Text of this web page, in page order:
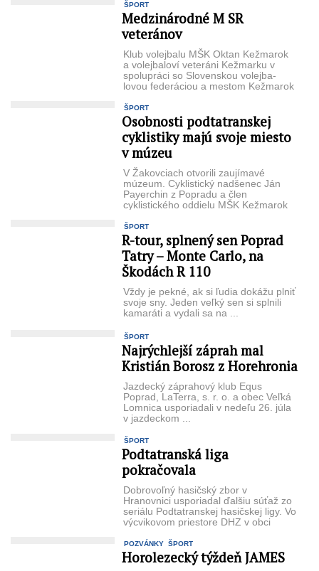
ŠPORT
Medzinárodné M SR
veteránov
Klub volejbalu MŠK Ok­tan Kežmarok
a volejbaloví veteráni Kežmarku v
spolu­práci so Slovenskou volejba­
lovou federáciou a mestom Kežmarok
ŠPORT
Osobnosti podtatranskej
cyklistiky majú svoje miesto
v múzeu
V Žakovciach otvorili zaujímavé
múzeum. Cyklis­tický nadšenec Ján
Payerchin z Popradu a člen
cyklistické­ho oddielu MŠK Kežmarok
ŠPORT
R-tour, splnený sen Poprad
Tatry – Monte Carlo, na
Škodách R 110
Vždy je pekné, ak si ľudia dokážu plniť
svoje sny. Jeden veľký sen si splnili
kamaráti a vydali sa na ...
ŠPORT
Najrýchlejší záprah mal
Kristián Borosz z Horehronia
Jazdecký záprahový klub Equs
Poprad, LaTerra, s. r. o. a obec Veľká
Lomnica uspo­riadali v nedeľu 26. júla
v jazdeckom ...
ŠPORT
Podtatranská liga
pokračovala
Dobrovoľný hasičský zbor v
Hranovnici usporiadal ďalšiu súťaž zo
seriálu Pod­tatranskej hasičskej ligy. Vo
výcvikovom priestore DHZ v obci
POZVÁNKY ŠPORT
Horolezecký týždeň JAMES